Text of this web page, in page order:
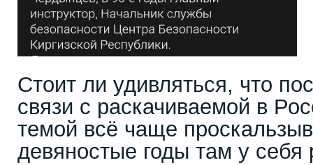
Стоит ли удивляться, что
связи с раскачиваемой в
темой всё чаще
девяностые годы там у себя